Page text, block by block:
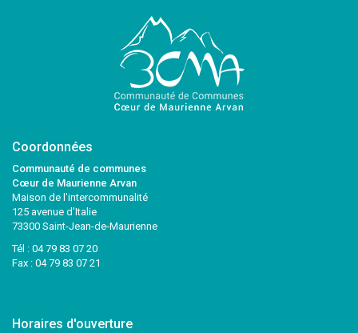
Coordonnées
Communauté de communes
Cœur de Maurienne Arvan
Maison de l’intercommunalité
125 avenue d’Italie
73300 Saint-Jean-de-Maurienne
Tél : 04 79 83 07 20
Fax : 04 79 83 07 21
Horaires d'ouverture